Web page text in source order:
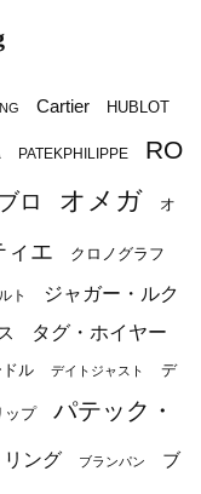
Cartier HUBLOT
PATEKPHILIPPE
RO
ロ オメガ オ
ィエ クロノグラフ
ト
ジャガー・ルク
タグ・ホイヤー
ル デイトジャスト デ
ップ
パテック・
ング ブランパン ブ